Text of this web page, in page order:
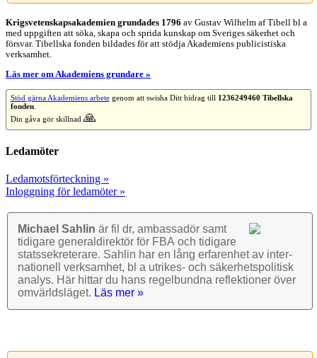
Krigsvetenskap­sakademien grundades 1796 av Gustav Wilhelm af Tibell bl a
med uppgiften att söka, skapa och sprida kunskap om Sveriges säkerhet och
försvar. Tibellska fonden bildades för att stödja Akademiens publicistiska
verksamhet.
Läs mer om Akademiens grundare »
Stöd gärna Akademiens arbetegenom att swisha Ditt bidrag till 1236249460 Tibellska
fonden.
Din gåva gör skillnad 🙏
Ledamöter
Ledamotsförteckning »
Inloggning för ledamöter »
Michael Sahlin är fil dr, ambassadör samt
tidigare general­direktör för FBA och tidigare
stats­sekre­terare. Sahlin har en lång erfarenhet av inter­
nationell verk­samhet, bl a utrikes- och säkerhets­politisk
analys. Här hittar du hans regel­bundna reflek­tioner över
omvärlds­läget. Läs mer »